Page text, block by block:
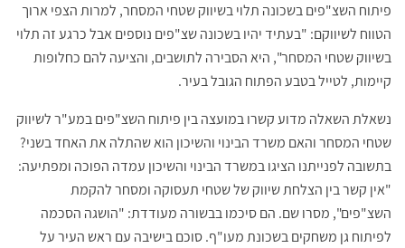
פיתוח השצ"פים בשכונה תלוי בשיווק שטחי המסחר, למרות הצפי ארוך
הטווח לשיווקם: "בעתיד יהיו בשכונה שצ"פים נוספים אבל כרגע זה תלוי
בשיווק שטחי המסחר", היא הסבירה לתושבים, והציעה להם כחלופות
קיימות, לטייל בטבע הפתוח הגובל בעיר.
נשאלת השאלה מדוע קשרו במועצה בין פיתוח השצ"פים במע"ר לשיווק
שטחי המסחר והאם משרד הבינוי והשיכון הוא שהתלה את האחד בשני?
בתשובה לפנייתנו הציגו במשרד הבינוי והשיכון עמדה הפוכה ומפתיעה:
"אין קשר בין הצלחת שיווק של שטחי תעסוקה ומסחר להקמת
השצ"פים", מסרו שם. הם סיכמו בבשורה מעודדת: "הושגה הסכמה
לפיתוח גן משחקים בשכונת מעו"ף. סוכם בישיבה עם ראש העיר על